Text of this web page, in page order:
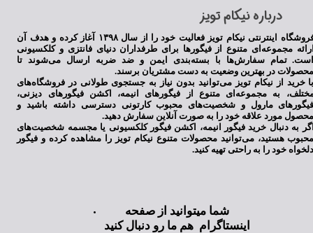
​درباره نیکام تویز
فروشگاه اینترنتی نیکام تویز فعالیت خود را از سال ۱۳۹۸ آغاز کرده و هدف آن
مجموعه‌ای متنوع از فیگورها برای طرفداران دنیای فانتزی و کلکسیونی
تمام سفارش‌ها با بسته‌بندی ایمن و ضد ضربه ارسال می‌شوند تا
در بهترین وضعیت به دست مشتریان برسند.
خرید از نیکام تویز می‌توانید بدون نیاز به جستجوی طولانی در فروشگاه‌های
به مجموعه‌ای متنوع از فیگورهای انیمه، اکشن فیگورهای دیزنی،
مارول و شخصیت‌های محبوب کارتونی دسترسی داشته باشید و
مورد علاقه خود را به صورت آنلاین سفارش دهید.
به دنبال خرید فیگور انیمه، اکشن فیگور کلکسیونی یا مجسمه شخصیت‌های
هستید، می‌توانید محصولات متنوع نیکام تویز را مشاهده کرده و فیگور
خود را به راحتی تهیه کنید.
شما میتوانید از صفحه
اینستاگرام هم ما رو دنبال کنید